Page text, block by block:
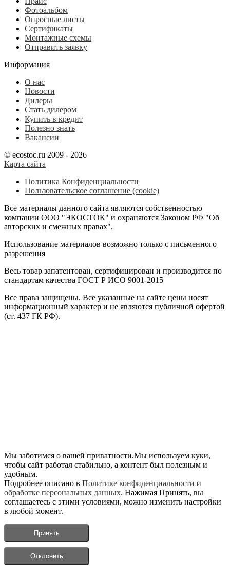
Фотоальбом
Опросные листы
Сертификаты
Монтажные схемы
Отправить заявку
Информация
О нас
Новости
Дилеры
Стать дилером
Купить в кредит
Полезно знать
Вакансии
© ecostoc.ru 2009 - 2026
Карта сайта
Политика Конфиденциальности
Пользовательское соглашение (cookie)
Все материалы данного сайта являются собственностью
компании ООО "ЭКОСТОК" и охраняются Законом РФ "Об
авторских и смежных правах".
Использование материалов возможно только с письменного
разрешения
Весь товар запатентован, сертифицирован и производится по
стандартам качества ГОСТ Р ИСО 9001-2015
Все права защищены. Все указанные на сайте цены носят
информационный характер и не являются публичной офертой
(ст. 437 ГК РФ).
Мы заботимся о вашей приватности.Мы используем куки,
чтобы сайт работал стабильно, а контент был полезным и
удобным.
Подробнее описано в Политике конфиденциальности и
обработке персональных данных. Нажимая Принять, вы
соглашаетесь с этими условиями, можно изменить настройки
в любой момент.
Принять
Отклонить